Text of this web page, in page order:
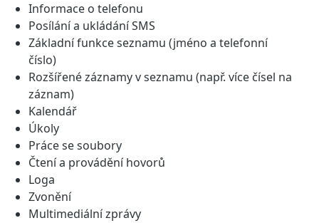
Informace o telefonu
Posílání a ukládání SMS
Základní funkce seznamu (jméno a telefonní
číslo)
Rozšířené záznamy v seznamu (např. více čísel na
záznam)
Kalendář
Úkoly
Práce se soubory
Čtení a provádění hovorů
Loga
Zvonění
Multimediální zprávy